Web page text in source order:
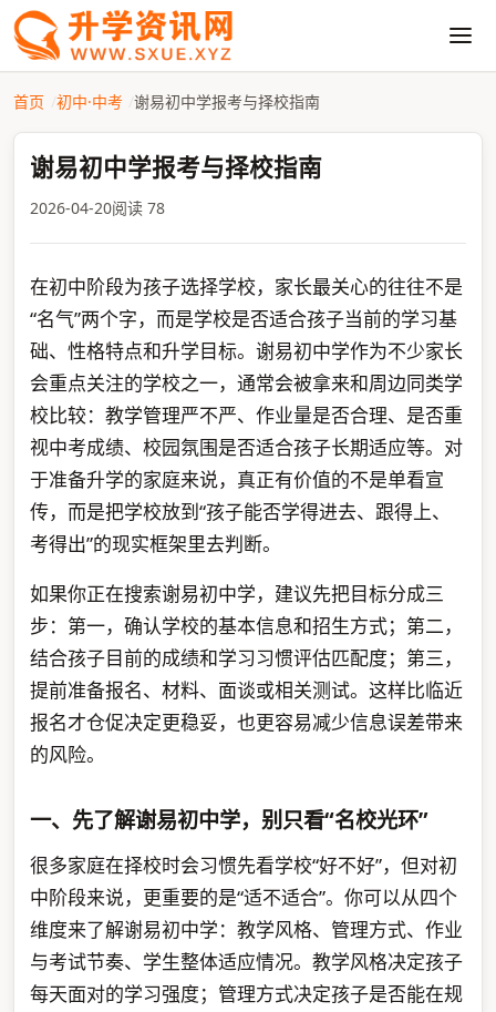
首页 初中·中考 谢易初中学报考与择校指南
谢易初中学报考与择校指南
2026-04-20阅读 78
在初中阶段为孩子选择学校，家长最关心的往往不是
“名气”两个字，而是学校是否适合孩子当前的学习基
础、性格特点和升学目标。谢易初中学作为不少家长
会重点关注的学校之一，通常会被拿来和周边同类学
校比较：教学管理严不严、作业量是否合理、是否重
视中考成绩、校园氛围是否适合孩子长期适应等。对
于准备升学的家庭来说，真正有价值的不是单看宣
传，而是把学校放到“孩子能否学得进去、跟得上、
考得出”的现实框架里去判断。
如果你正在搜索谢易初中学，建议先把目标分成三
步：第一，确认学校的基本信息和招生方式；第二，
结合孩子目前的成绩和学习习惯评估匹配度；第三，
提前准备报名、材料、面谈或相关测试。这样比临近
报名才仓促决定更稳妥，也更容易减少信息误差带来
的风险。
一、先了解谢易初中学，别只看“名校光环”
很多家庭在择校时会习惯先看学校“好不好”，但对初
中阶段来说，更重要的是“适不适合”。你可以从四个
维度来了解谢易初中学：教学风格、管理方式、作业
与考试节奏、学生整体适应情况。教学风格决定孩子
每天面对的学习强度；管理方式决定孩子是否能在规